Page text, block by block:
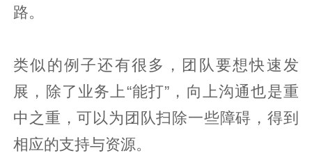
路。
类似的例子还有很多，团队要想快速发
展，除了业务上“能打”，向上沟通也是重
中之重，可以为团队扫除一些障碍，得到
相应的支持与资源。